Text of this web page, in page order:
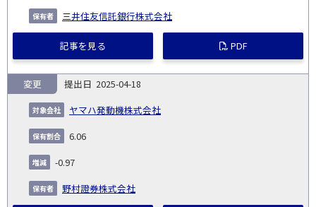
三井住友信託銀行株式会社
記事を見る PDF
2025-04-18
ヤマハ発動機株式会社
変更
6.06
-0.97
野村證券株式会社